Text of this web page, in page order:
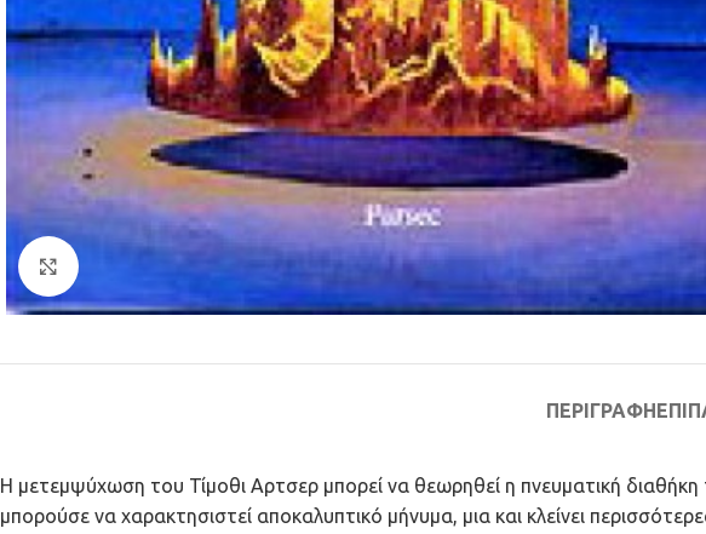
Κλικ για μεγέθυνση
ΠΕΡΙΓΡΑΦΉ
Η μετεμψύχωση του Τίμοθι Αρτσερ μπορεί να θεωρηθεί η πνευματική διαθήκη
μπορούσε να χαρακτησιστεί αποκαλυπτικό μήνυμα, μια και κλείνει